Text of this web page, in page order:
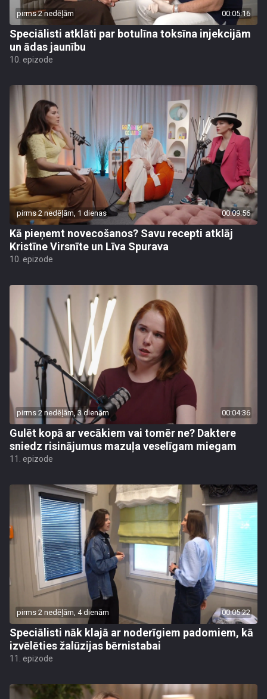
pirms 2 nedēļām 00:05:16
Speciālisti atklāti par botulīna toksīna injekcijām
un ādas jaunību
10. epizode
pirms 2 nedēļām, 1 dienas 00:09:56
Kā pieņemt novecošanos? Savu recepti atklāj
Kristīne Virsnīte un Līva Spurava
10. epizode
pirms 2 nedēļām, 3 dienām 00:04:36
Gulēt kopā ar vecākiem vai tomēr ne? Daktere
sniedz risinājumus mazuļa veselīgam miegam
11. epizode
pirms 2 nedēļām, 4 dienām 00:05:22
Speciālisti nāk klajā ar noderīgiem padomiem, kā
izvēlēties žalūzijas bērnistabai
11. epizode